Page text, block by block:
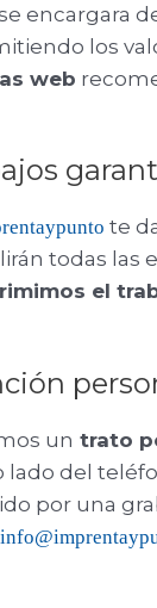
encargara
los
web
te
todas las
el
un trato
lado del
por una